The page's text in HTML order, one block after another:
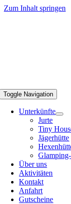
Zum Inhalt springen
Toggle Navigation
Unterkünfte
Jurte
Tiny
Jägerhütte
Über uns
Aktivitäten
Kontakt
Anfahrt
Gutscheine